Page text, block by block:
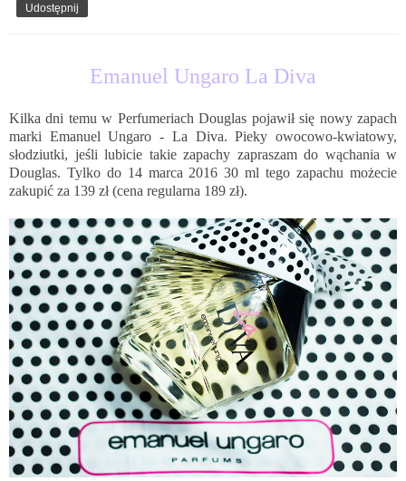
Udostępnij
Emanuel Ungaro La Diva
Kilka dni temu w Perfumeriach Douglas pojawił się nowy zapach
marki Emanuel Ungaro - La Diva. Pieky owocowo-kwiatowy,
słodziutki, jeśli lubicie takie zapachy zapraszam do wąchania w
Douglas. Tylko do 14 marca 2016 30 ml tego zapachu możecie
zakupić za 139 zł (cena regularna 189 zł).